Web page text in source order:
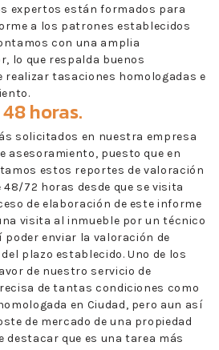
expertos están formados para
a los patrones establecidos
con una amplia
lo que respalda buenos
realizar tasaciones homologadas e
horas.
solicitados en nuestra empresa
asesoramiento, puesto que en
estos reportes de valoración
72 horas desde que se visita
de elaboración de este informe
visita al inmueble por un técnico
enviar la valoración de
plazo establecido. Uno de los
de nuestro servicio de
de tantas condiciones como
en Ciudad, pero aun así
de mercado de una propiedad
destacar que es una tarea más